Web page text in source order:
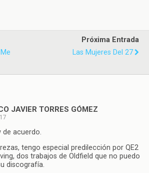
Próxima Entrada
Las Mujeres Del 27
JAVIER TORRES GÓMEZ
de acuerdo.
tengo especial predilección por QE2
dos trabajos de Oldfield que no puedo
discografía.